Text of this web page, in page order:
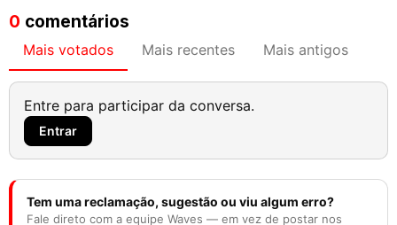
0 comentários
Mais votados Mais recentes Mais antigos
Entre para participar da conversa.
Entrar
Tem uma reclamação, sugestão ou viu algum erro?
Fale direto com a equipe Waves — em vez de postar nos